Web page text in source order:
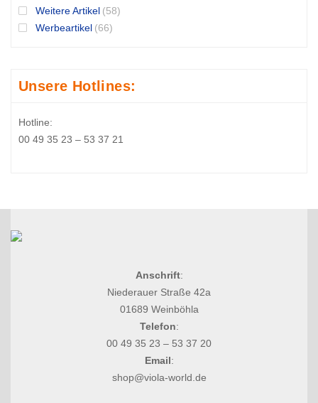
Weitere Artikel (58)
Werbeartikel (66)
Unsere Hotlines:
Hotline:
00 49 35 23 – 53 37 21
Anschrift:
Niederauer Straße 42a
01689 Weinböhla
Telefon:
00 49 35 23 – 53 37 20
Email:
shop@viola-world.de